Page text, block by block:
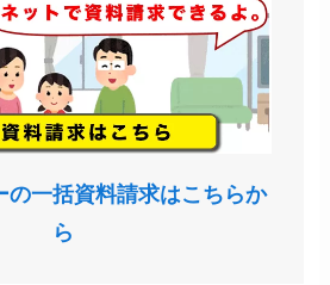
の一括資料請求はこちらか
ら